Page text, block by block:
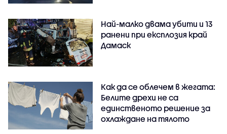
Най-малко двама убити и 13
ранени при експлозия край
Дамаск
Как да се облечем в жегата:
Белите дрехи не са
единственото решение за
охлаждане на тялото